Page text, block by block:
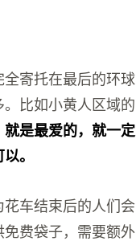
寄托在最后的环球
比如小黄人区域的
是最爱的，就一定
。
花车结束后的人们会
费袋子，需要额外